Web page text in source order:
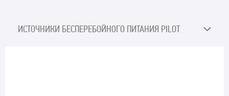
ИСТОЧНИКИ БЕСПЕРЕБОЙНОГО ПИТАНИЯ PILOT